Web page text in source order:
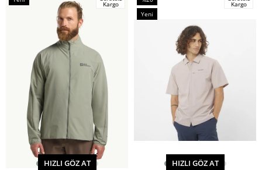
Kargo
HIZLI GÖZ AT
İndirim
%20İndirim
Yeni
Kargo
HIZLI GÖZ AT